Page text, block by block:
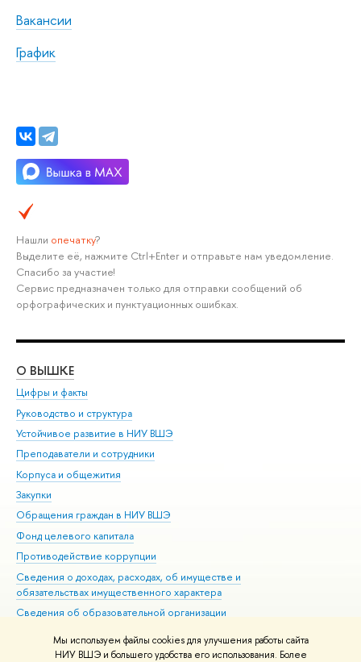
Мы используем файлы cookies для улучшения работы сайта
НИУ ВШЭ и большего удобства его использования. Более
Вакансии
График
Нашли опечатку?
Выделите её, нажмите Ctrl+Enter и отправьте нам уведомление.
Спасибо за участие!
Сервис предназначен только для отправки сообщений об
орфографических и пунктуационных ошибках.
О ВЫШКЕ
Цифры и факты
Руководство и структура
Устойчивое развитие в НИУ ВШЭ
Преподаватели и сотрудники
Корпуса и общежития
Закупки
Обращения граждан в НИУ ВШЭ
Фонд целевого капитала
Противодействие коррупции
Сведения о доходах, расходах, об имуществе и
обязательствах имущественного характера
Сведения об образовательной организации
Людям с ограниченными возможностями здоровья
Единая платежная страница